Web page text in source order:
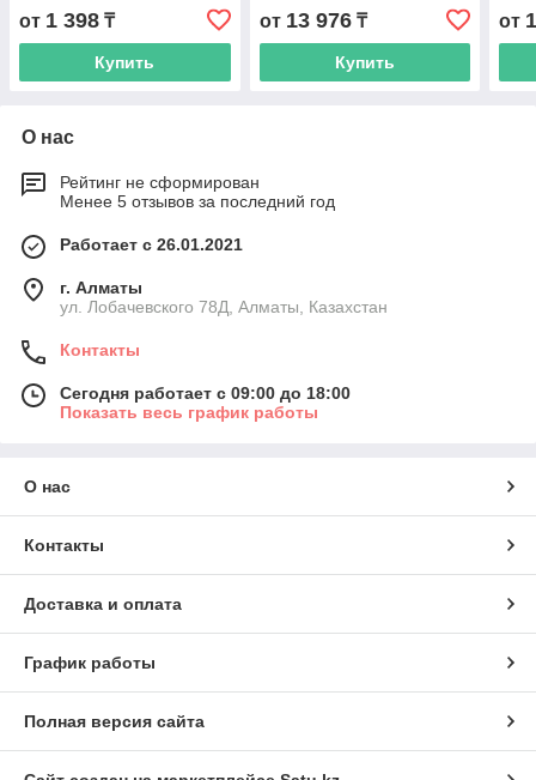
от 1 398 ₸
Купить
от 13 976₸
Купить
от
О нас
Рейтинг не сформирован
Менее 5 отзывов за последний год
Работает с 26.01.2021
г. Алматы
ул. Лобачевского 78Д, Алматы, Казахстан
Контакты
Сегодня работает с 09:00 до 18:00
Показать весь график работы
О нас
Контакты
Доставка и оплата
График работы
Полная версия сайта